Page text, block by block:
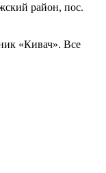
район, пос.
«Кивач». Все